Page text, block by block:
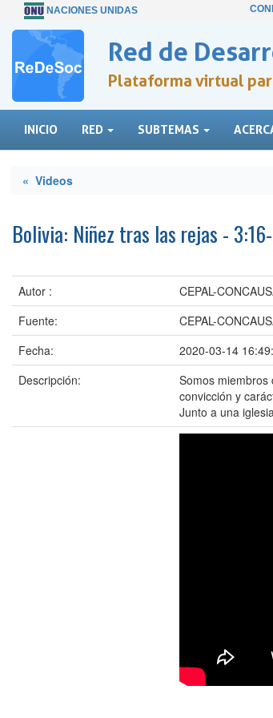
NACIONES UNIDAS
Red de
Plataforma virtual
INICIO RED SUBTEMAS
« Videos
Bolivia: Niñez tras las rejas - 3:16-
Autor :
CEPAL-
Fuente:
CEPAL-
Fecha:
2020-03-14
Descripción:
Somos miembros
convicción y
Junto a una